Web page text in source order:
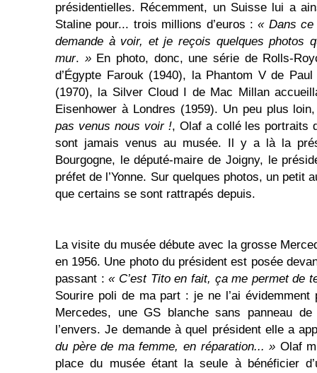
présidentielles. Récemment, un Suisse lui a
Staline pour... trois millions d’euros :« Dans
demande à voir, et je reçois quelques photos
mur. »En photo, donc, une série de Rolls-
d’Égypte Farouk (1940), la Phantom V de
(1970), la Silver Cloud I de Mac Millan
Eisenhower à Londres (1959). Un peu plus
pas venus nous voir !, Olaf a collé les portraits
sont jamais venus au musée. Il y a là la
Bourgogne, le député-maire de Joigny, le
préfet de l’Yonne. Sur quelques photos, un petit
que certains se sont rattrapés depuis.
La visite du musée débute avec la grosse
en 1956. Une photo du président est posée
passant :« C’est Tito en fait, ça me permet de
Sourire poli de ma part : je ne l’ai
Mercedes, une GS blanche sans panneau
l’envers. Je demande à quel président elle a
du père de ma femme, en réparation... » Olaf
place du musée étant la seule à bénéficier